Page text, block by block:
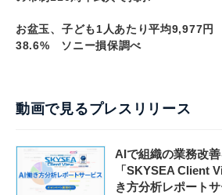
お盆玉、子ども1人あたり平均9,977
38.6% ソニー損保調べ
動画で見るプレスリリース
AIで組織の業務改善
「SKYSEA Client
き方分析レポート